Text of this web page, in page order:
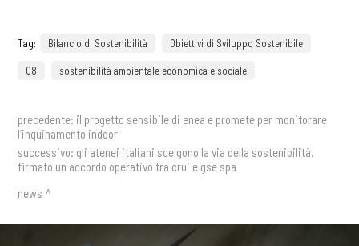
Tag: Bilancio di Sostenibilità Obiettivi di Sviluppo Sostenibile
Q8 sostenibilità ambientale economica e sociale
precedente: il progetto sensibile di enea e promete per monitorare
l’inquinamento indoor
successivo: gli atenei italiani scelgono la via della sostenibilità.
firmato un accordo operativo tra crui e gse spa
news